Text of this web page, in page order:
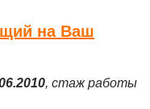
на Ваш
, стаж работы